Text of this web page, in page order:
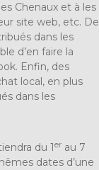
Chenaux et à les
site web, etc. De
dans les
d’en faire la
Enfin, des
local, en plus
dans les
du 1er au 7
dates d’une